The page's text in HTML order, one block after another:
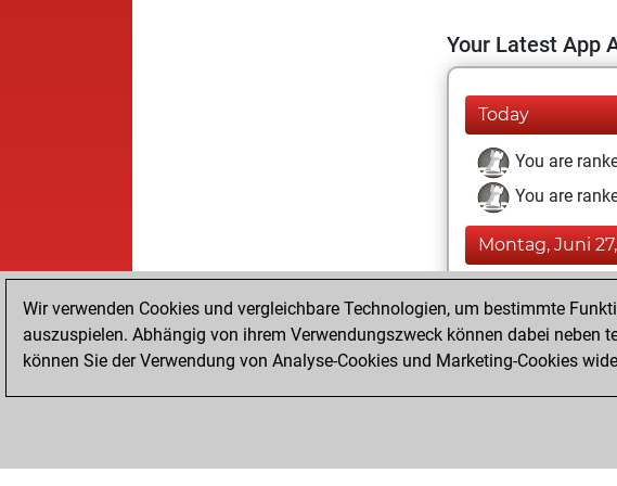
Your Latest App
Today
You are
You are
Montag, Juni
You
You created
Wir verwenden Cookies und vergleichbare Technologien, um bestimmte
auszuspielen. Abhängig von ihrem Verwendungszweck können dabei neben
können Sie der Verwendung von Analyse-Cookies und Marketing-Cookies